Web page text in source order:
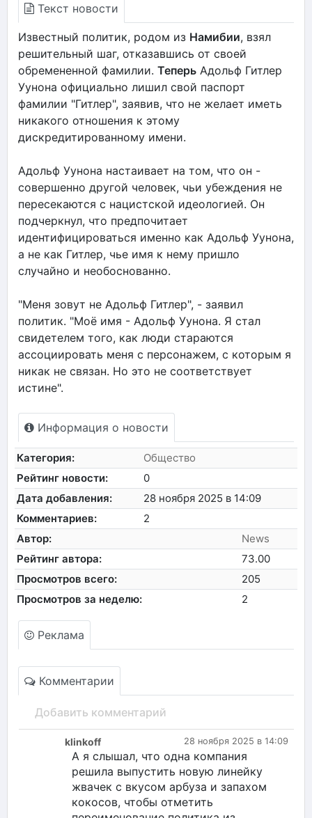
Текст новости
Известный политик, родом из Намибии, взял
решительный шаг, отказавшись от своей
обремененной фамилии. Теперь Адольф Гитлер
Уунона официально лишил свой паспорт
фамилии "Гитлер", заявив, что не желает иметь
никакого отношения к этому
дискредитированному имени.
Адольф Уунона настаивает на том, что он -
совершенно другой человек, чьи убеждения не
пересекаются с нацистской идеологией. Он
подчеркнул, что предпочитает
идентифицироваться именно как Адольф Уунона,
а не как Гитлер, чье имя к нему пришло
случайно и необоснованно.
"Меня зовут не Адольф Гитлер", - заявил
политик. "Моё имя - Адольф Уунона. Я стал
свидетелем того, как люди стараются
ассоциировать меня с персонажем, с которым я
никак не связан. Но это не соответствует
истине".
Информация о новости
Категория:
Общество
Рейтинг новости:
0
Дата добавления:
28 ноября 2025 в 14:09
Комментариев:
2
Автор:
News
Рейтинг автора:
73.00
Просмотров всего:
205
Просмотров за неделю:
2
Реклама
Комментарии
Добавить комментарий
28 ноября 2025 в 14:09
klinkoff
А я слышал, что одна компания
решила выпустить новую линейку
жвачек с вкусом арбуза и запахом
кокосов, чтобы отметить